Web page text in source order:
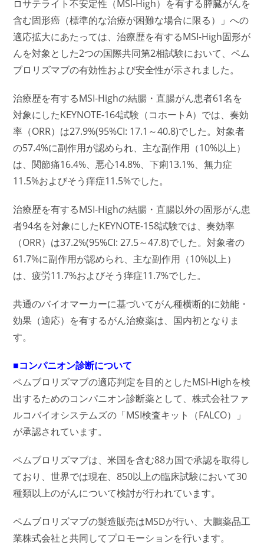
ロサテライト不安定性（MSI-High）を有する膵臓がんを
含む固形癌（標準的な治療が困難な場合に限る）」への
適応拡大にあたっては、治療歴を有するMSI-High固形が
んを対象とした2つの国際共同第2相試験において、ペム
ブロリズマブの有効性および安全性が示されました。
治療歴を有するMSI-Highの結腸・直腸がん患者61名を
対象にしたKEYNOTE-164試験（コホートA）では、奏効
率（ORR）は27.9%(95%CI: 17.1～40.8)でした。対象者
の57.4%に副作用が認められ、主な副作用（10%以上）
は、関節痛16.4%、悪心14.8%、下痢13.1%、無力症
11.5%およびそう痒症11.5%でした。
治療歴を有するMSI-Highの結腸・直腸以外の固形がん患
者94名を対象にしたKEYNOTE-158試験では、奏効率
（ORR）は37.2%(95%CI: 27.5～47.8)でした。対象者の
61.7%に副作用が認められ、主な副作用（10%以上）
は、疲労11.7%およびそう痒症11.7%でした。
共通のバイオマーカーに基づいてがん種横断的に効能・
効果（適応）を有するがん治療薬は、国内初となりま
す。
■コンパニオン診断について
ペムブロリズマブの適応判定を目的としたMSI-Highを検
出するためのコンパニオン診断薬として、株式会社ファ
ルコバイオシステムズの「MSI検査キット（FALCO）」
が承認されています。
ペムブロリズマブは、米国を含む88カ国で承認を取得し
ており、世界では現在、850以上の臨床試験において30
種類以上のがんについて検討が行われています。
ペムブロリズマブの製造販売はMSDが行い、大鵬薬品工
業株式会社と共同してプロモーションを行います。